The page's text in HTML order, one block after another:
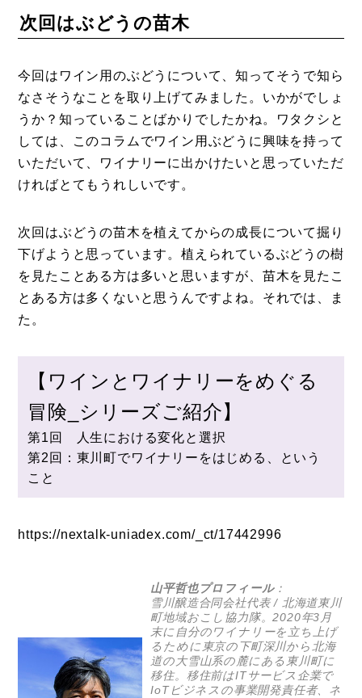
次回はぶどうの苗木
今回はワイン用のぶどうについて、知ってそうで知ら
なさそうなことを取り上げてみました。いかがでしょ
うか？知っていることばかりでしたかね。ワタクシと
しては、このコラムでワイン用ぶどうに興味を持って
いただいて、ワイナリーに出かけたいと思っていただ
ければとてもうれしいです。
次回はぶどうの苗木を植えてからの成長について掘り
下げようと思っています。植えられているぶどうの樹
を見たことある方は多いと思いますが、苗木を見たこ
とある方は多くないと思うんですよね。それでは、ま
た。
【ワインとワイナリーをめぐる
冒険_シリーズご紹介】
第1回 人生における変化と選択
第2回：東川町でワイナリーをはじめる、という
こと
https://nextalk-uniadex.com/_ct/17442996
山平哲也プロフィール：
雪川醸造合同会社代表 / 北海道東川
町地域おこし協力隊。2020年3月
末に自分のワイナリーを立ち上げ
るために東京の下町深川から北海
道の大雪山系の麓にある東川町に
移住。移住前はITサービス企業で
IoTビジネスの事業開発責任者、ネ